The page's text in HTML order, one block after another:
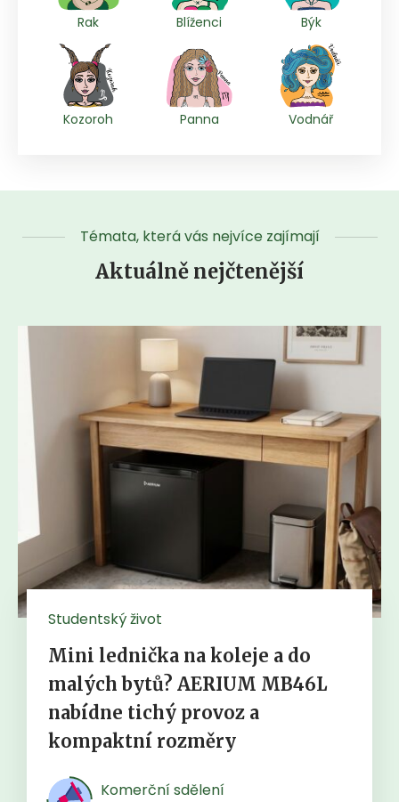
Rak Blíženci Býk
Kozoroh Panna Vodnář
Témata, která vás nejvíce zajímají
Aktuálně nejčtenější
Studentský život
Mini lednička na koleje a do
malých bytů? AERIUM MB46L
nabídne tichý provoz a
kompaktní rozměry
Komerční sdělení